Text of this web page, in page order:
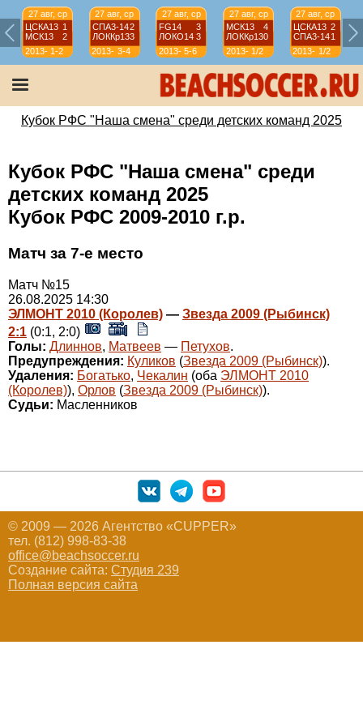
27 авг, ср
ЦСКА13 1
МСК13
2
2013-
2014
1-2
27 авг, ср
СПА3-142
ЛОККр133
2013-
2014
3-4
27 авг, ср
FG14
3
ЛОКО14 3
2013-
2014
5-6
27 авг, ср
МСК13
4
ЛОККр130
2013-
2014
1/2
27 авг, ср
ЦСКА13 2
СПА3-141
2013-
2014
1/2
Кубок РФС "Наша смена" среди детских команд 2025
Кубок РФС "Наша смена" среди
детских команд 2025
Кубок РФС 2009-2010 г.р.
Матч за 7-е место
Матч №15
26.08.2025 14:30
ЭЛМОНТ 2010 (Королев) — Звезда 2009 (Рыбинск)
2:1 (0:1, 2:0)
Голы: Длиннов, Матвеев — Петухов.
Предупреждения: Куликов (Звезда 2009 (Рыбинск)).
Удаления: Богатько, Чекалин (оба ЭЛМОНТ 2010
(Королев)), Орлов (Звезда 2009 (Рыбинск)).
Судьи: Масленников
© 2009 — 2026 Агентство «CUPPER»
тел. (812) 998-83-38
office@beachsoccer.ru
Создание сайта: Студия 239
Полная версия сайта